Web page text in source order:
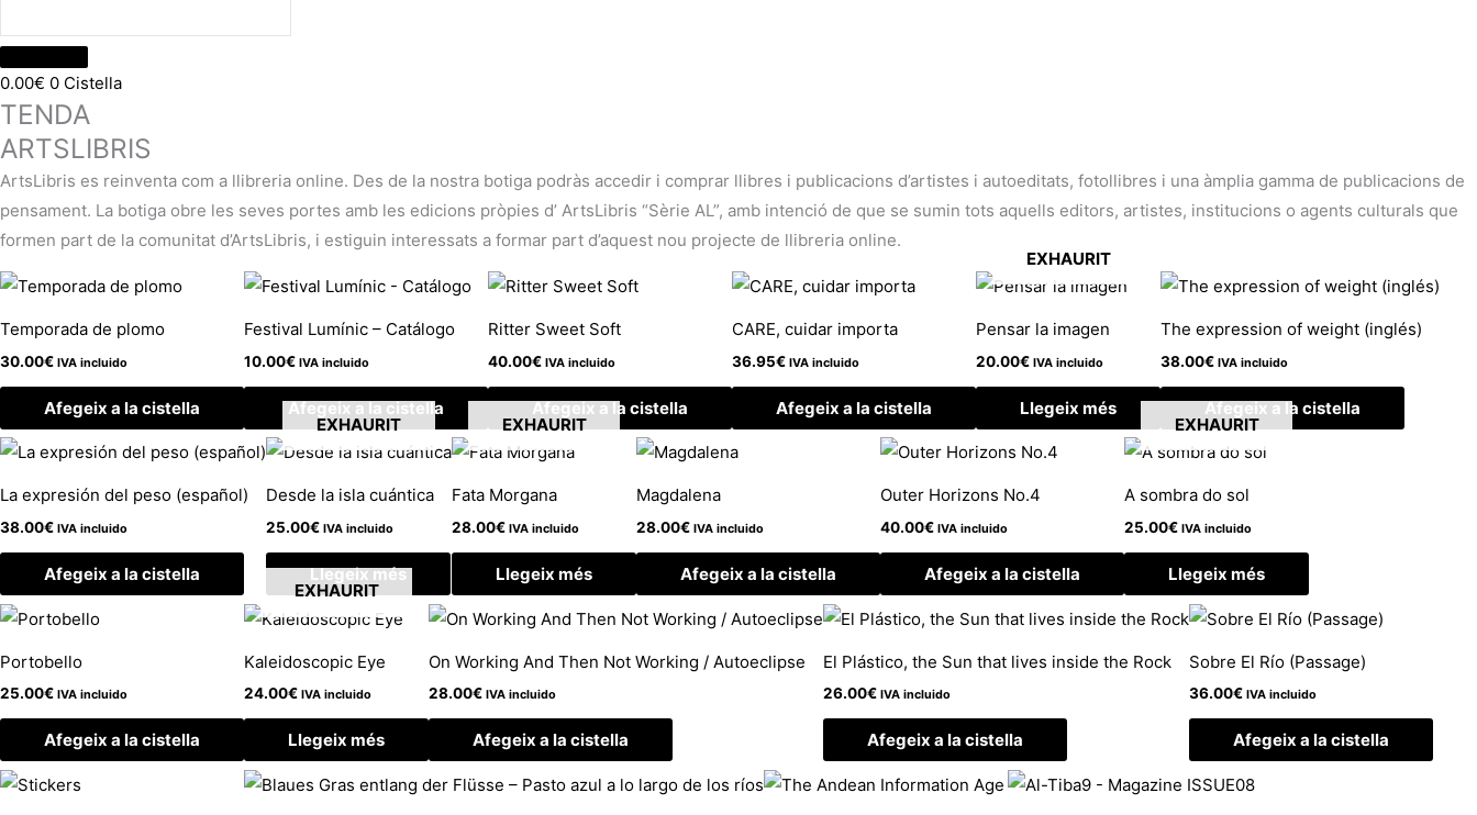
0.00€ 0 Cistella
TENDA
ARTSLIBRIS
ArtsLibris es reinventa com a llibreria online. Des de la nostra botiga podràs accedir i comprar llibres i publicacions d’artistes i autoeditats, fotollibres i una àmplia gamma de publicacions de
pensament. La botiga obre les seves portes amb les edicions pròpies d’ ArtsLibris “Sèrie AL”, amb intenció de que se sumin tots aquells editors, artistes, institucions o agents culturals que
formen part de la comunitat d’ArtsLibris, i estiguin interessats a formar part d’aquest nou projecte de llibreria online.
Temporada de plomo
30.00€ IVA incluido
Afegeix a la cistella
Festival Lumínic – Catálogo
10.00€ IVA incluido
Afegeix a la cistella
Ritter Sweet Soft
40.00€ IVA incluido
Afegeix a la cistella
CARE, cuidar importa
36.95€ IVA incluido
Afegeix a la cistella
EXHAURIT
Pensar la imagen
20.00€ IVA incluido
Llegeix més
The expression of weight (inglés)
38.00€ IVA incluido
Afegeix a la cistella
La expresión del peso (español)
38.00€ IVA incluido
Afegeix a la cistella
EXHAURIT
Desde la isla cuántica
25.00€ IVA incluido
Llegeix més
EXHAURIT
Fata Morgana
28.00€ IVA incluido
Llegeix més
Magdalena
28.00€ IVA incluido
Afegeix a la cistella
Outer Horizons No.4
40.00€ IVA incluido
Afegeix a la cistella
EXHAURIT
A sombra do sol
25.00€ IVA incluido
Llegeix més
Portobello
25.00€ IVA incluido
Afegeix a la cistella
EXHAURIT
Kaleidoscopic Eye
24.00€ IVA incluido
Llegeix més
On Working And Then Not Working / Autoeclipse
28.00€ IVA incluido
Afegeix a la cistella
El Plástico, the Sun that lives inside the Rock
26.00€ IVA incluido
Afegeix a la cistella
Sobre El Río (Passage)
36.00€ IVA incluido
Afegeix a la cistella